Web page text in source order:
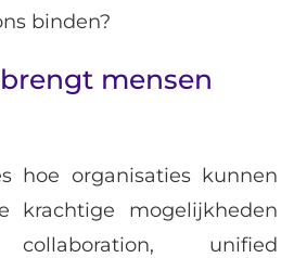
binden?
mensen
hoe organisaties kunnen
krachtige mogelijkheden
unified